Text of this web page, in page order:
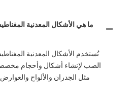
ما هي الأشكال المعدنية
تُستخدم الأشكال المعدنية
الصب لإنشاء أشكال وأحجام
مثل الجدران والألواح